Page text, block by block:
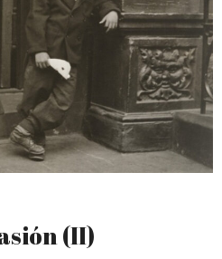
(II)